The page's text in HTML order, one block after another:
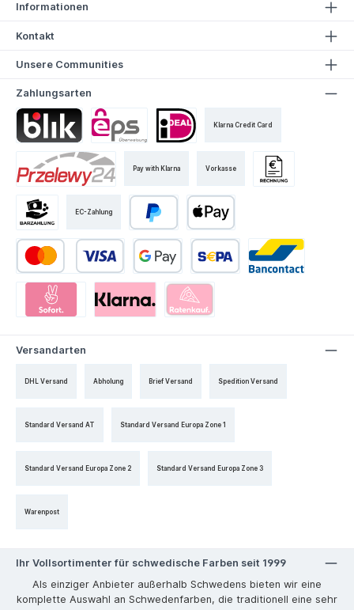
Informationen
Kontakt
Unsere Communities
Zahlungsarten
Klarna Credit Card
Pay with Klarna Vorkasse
EC-Zahlung
Versandarten
DHL Versand Abholung Brief Versand Spedition Versand
Standard Versand AT Standard Versand Europa Zone 1
Standard Versand Europa Zone 2 Standard Versand Europa Zone 3
Warenpost
Ihr Vollsortimenter für schwedische Farben seit 1999
Als einziger Anbieter außerhalb Schwedens bieten wir eine
komplette Auswahl an Schwedenfarben, die traditionell eine sehr